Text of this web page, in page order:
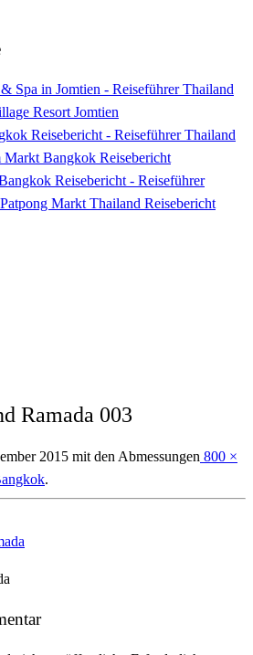
Spa in Jomtien - Reiseführer Thailand
Resort Jomtien
Reisebericht - Reiseführer Thailand
Markt Bangkok Reisebericht
Reisebericht - Reiseführer
Patpong Markt Thailand Reisebericht
Ramada 003
2015 mit den Abmessungen 800 ×
.